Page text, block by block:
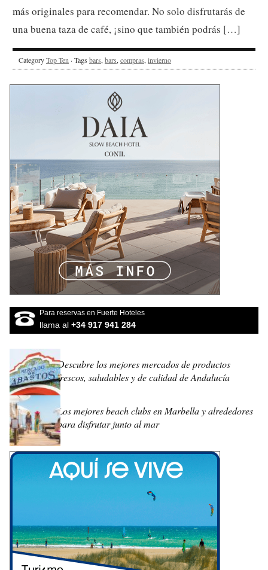
Starbucks! Los amantes del café podréis encontrar en
estas veinte cafeterías de Málaga un lugar donde hacer
una pausa durante el viaje, ya que tenemos los locales
más originales para recomendar. No solo disfrutarás de
una buena taza de café, ¡sino que también podrás […]
CategoryTop Ten · Tagsbars,bars,compras ,invierno
Para reservas en Fuerte Hoteles
llama al+34 917 941 284
Descubre los mejores mercados de productos
frescos, saludables y de calidad de Andalucía
Los mejores beach clubs en Marbella y alrededores
para disfrutar junto al mar